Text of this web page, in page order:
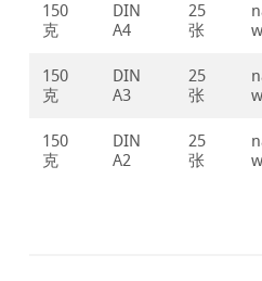
150
克
DIN
A4
25
张
150
克
DIN
A3
25
张
150
克
DIN
A2
25
张